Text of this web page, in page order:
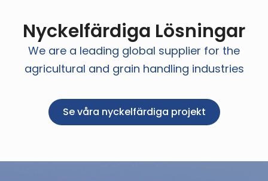
Nyckelfärdiga Lösningar
We are a leading global supplier for the
agricultural and grain handling industries
Se våra nyckelfärdiga projekt